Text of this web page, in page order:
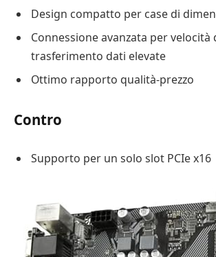
Design compatto per case di
Connessione avanzata per velocità
trasferimento dati elevate
Ottimo rapporto qualità-prezzo
Contro
Supporto per un solo slot PCIe x16